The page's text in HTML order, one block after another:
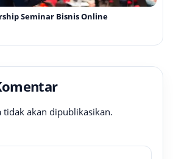
Seminar Bisnis Online
akan dipublikasikan.